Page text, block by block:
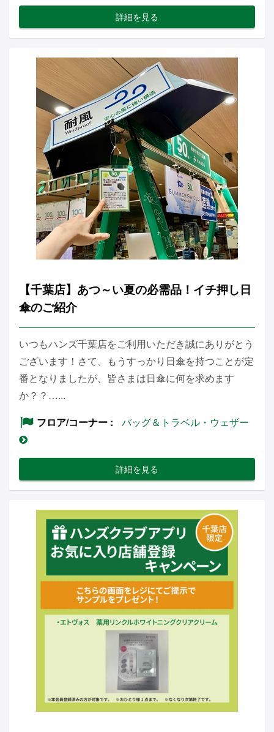
詳細を見る
【千葉店】あつ～い夏の必需品！イチ押し日
傘のご紹介
いつもハンズ千葉店をご利用いただき誠にありがとう
ございます！さて、もうすっかり日傘を持つことが定
番となりましたが、皆さまは日傘に何を求めます
か？？…...
フロア/コーナー
バッグ＆トラベル・ウェザー
詳細を見る